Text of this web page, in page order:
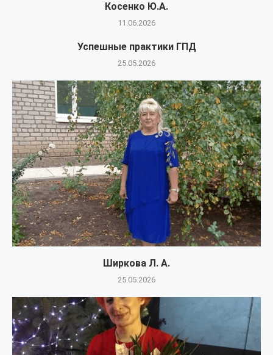
Косенко Ю.А.
11.06.2026
Успешные практики ГПД
25.05.2026
Ширкова Л. А.
25.05.2026